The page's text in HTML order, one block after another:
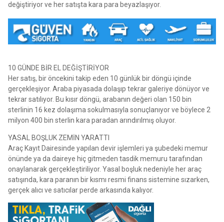
değiştiriyor ve her satışta kara para beyazlaşıyor.
10 GÜNDE BİR EL DEĞİŞTİRİYOR
Her satış, bir öncekini takip eden 10 günlük bir döngü içinde
gerçekleşiyor. Araba piyasada dolaşıp tekrar galeriye dönüyor ve
tekrar satılıyor. Bu kısır döngü, arabanın değeri olan 150 bin
sterlinin 16 kez dolaşıma sokulmasıyla sonuçlanıyor ve böylece 2
milyon 400 bin sterlin kara paradan arındırılmış oluyor.
YASAL BOŞLUK ZEMİN YARATTI
Araç Kayıt Dairesinde yapılan devir işlemleri ya şubedeki memur
önünde ya da daireye hiç gitmeden tasdik memuru tarafından
onaylanarak gerçekleştiriliyor. Yasal boşluk nedeniyle her araç
satışında, kara paranın bir kısmı resmi finans sistemine sızarken,
gerçek alıcı ve satıcılar perde arkasında kalıyor.